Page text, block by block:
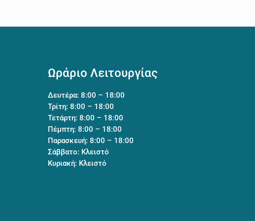
Ωράριο Λειτουργίας
Δευτέρα: 8:00 – 18:00
Τρίτη: 8:00 – 18:00
Τετάρτη: 8:00 – 18:00
Πέμπτη: 8:00 – 18:00
Παρασκευή: 8:00 – 18:00
Σάββατο: Κλειστό
Κυριακή: Κλειστό